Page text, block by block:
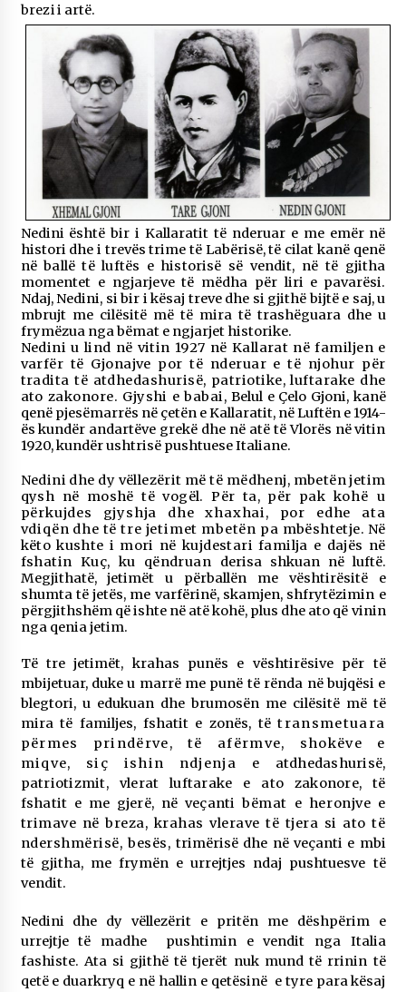
04/10/2025
KALLARATI NË AKSIONET KOMBËTARE PËR
RINDËRTIMIN E VENDIT – NGA ÇIZE XHAFERAJ
22/09/2025
– ËNGJËLL HASIMAJ – “KUJTIMET E MIA PËR
KALLARATIN SI MËSUES I MATEMATIKËS, POR
EDHE SI NJË BANOR I PËRKOHSHËM I TIJ”
12/09/2025
Gazeta Kallarati nr. 114
06/02/2025
brezi i artë.
Nedini është bir i Kallaratit të nderuar e me emër në
histori dhe i trevës trime të Labërisë, të cilat kanë qenë
në ballë të luftës e historisë së vendit, në të gjitha
momentet e ngjarjeve të mëdha përliri e pavarësi.
Ndaj, Nedini, si bir i kësaj treve dhe si gjithë bijtë e saj, u
mbrujt me cilësitë më të mira të trashëguara dhe u
frymëzua nga bëmat e ngjarjet historike.
Nedini u lind në vitin 1927 në Kallarat në familjen e
varfër të Gjonajve por të nderuar e të njohur për
tradita të atdhedashurisë, patriotike, luftarake dhe
ato zakonore. Gjyshi e babai,Belul e Çelo Gjoni, kanë
qenë pjesëmarrës në çetën e Kallaratit, në Luftën e 1914-
ës kundër andartëve grekë dhe në atë të Vlorës në vitin
1920, kundër ushtrisë pushtuese Italiane.
Nedini dhe dy vëllezërit më të mëdhenj, mbetën jetim
qysh në moshë të vogël. Për ta, për pak kohë u
përkujdes gjyshja dhe xhaxhai, por edhe ata
vdiqën dhe të tre jetimet mbetën pa mbështetje. Në
këto kushte i mori në kujdestari familja e dajës në
fshatin Kuç, ku qëndruan derisa shkuan në luftë.
Megjithatë, jetimët u përballën me vështirësitë e
shumta të jetës, me varfërinë, skamjen, shfrytëzimin e
përgjithshëm që ishte në atë kohë, plus dhe ato që vinin
nga qenia jetim.
Të tre jetimët, krahas punës e vështirësive për të
mbijetuar, duke u marrë me punë të rënda në bujqësi e
blegtori, u edukuan dhe brumosën me cilësitë më të
mira të familjes, fshatit e zonës, tëtransmetuara
përmes prindërve, të afërmve, shokëve e
miqve, siç ishin ndjenja e atdhedashurisë,
patriotizmit, vlerat luftarake e ato zakonore, të
fshatit e me gjerë, në veçantibëmat e heronjve e
trimave në breza, krahas vlerave të tjera si ato të
ndershmërisë, besës,trimërisë dhe në veçanti e mbi
të gjitha, me frymën e urrejtjes ndaj pushtuesve të
vendit.
Nedini dhe dy vëllezërit e pritën me dëshpërim e
urrejtje të madhe pushtimin e vendit nga Italia
fashiste. Ata si gjithë të tjerët nuk mund të rrinin të
qetë e duarkryq e në hallin e qetësinë e tyre para kësaj